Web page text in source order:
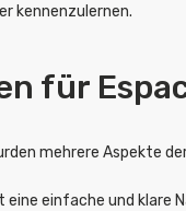
kennenzulernen.
für
mehrere Aspekte
einfache und klare